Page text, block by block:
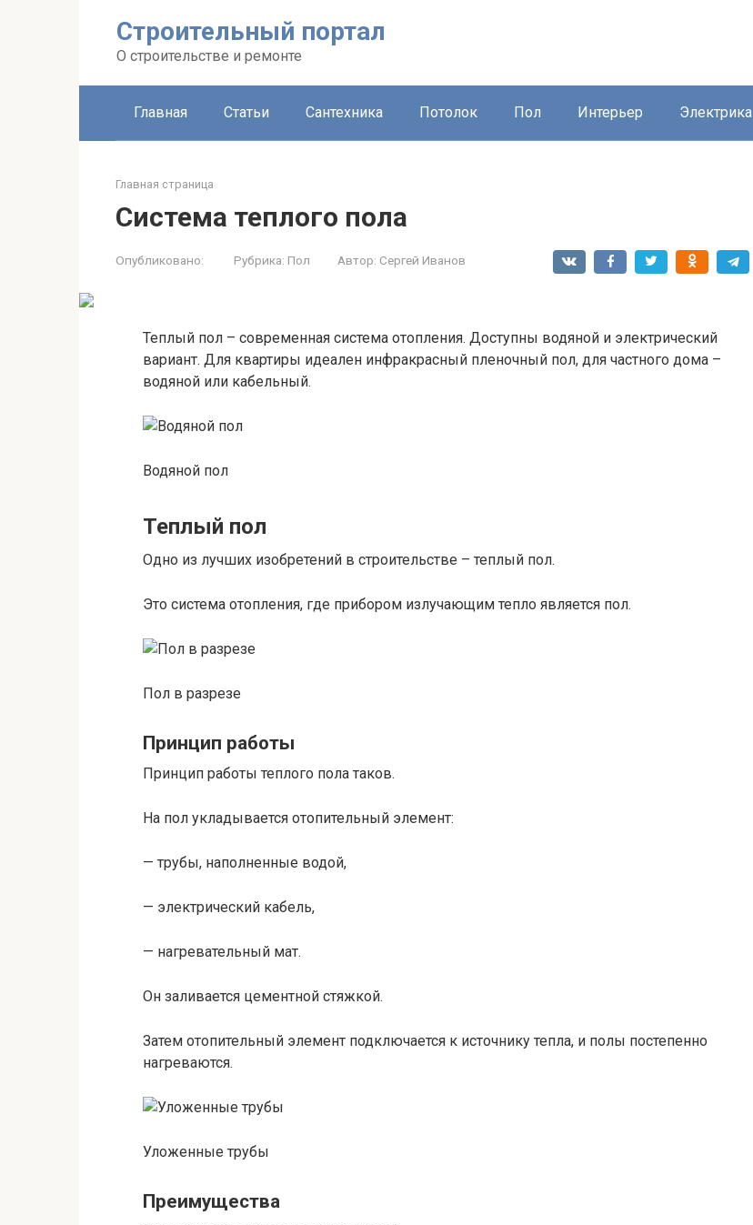
Строительный портал
О строительстве и ремонте
Главная Статьи Сантехника Потолок Пол Интерьер Электрика
Главная страница
Система теплого пола
Опубликовано: Рубрика: Пол Автор: Сергей Иванов
Теплый пол – современная система отопления. Доступны водяной и электрический
вариант. Для квартиры идеален инфракрасный пленочный пол, для частного дома –
водяной или кабельный.
Водяной пол
Теплый пол
Одно из лучших изобретений в строительстве – теплый пол.
Это система отопления, где прибором излучающим тепло является пол.
Пол в разрезе
Принцип работы
Принцип работы теплого пола таков.
На пол укладывается отопительный элемент:
— трубы, наполненные водой,
— электрический кабель,
— нагревательный мат.
Он заливается цементной стяжкой.
Затем отопительный элемент подключается к источнику тепла, и полы постепенно
нагреваются.
Уложенные трубы
Преимущества